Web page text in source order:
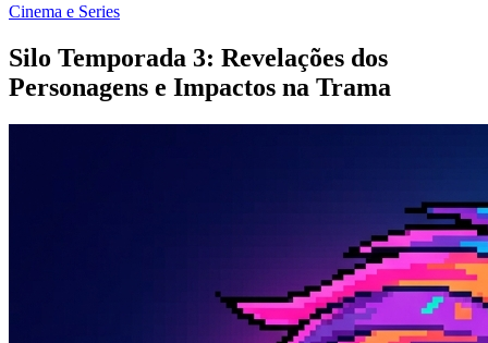
Cinema e Series
Silo Temporada 3: Revelações dos
Personagens e Impactos na Trama